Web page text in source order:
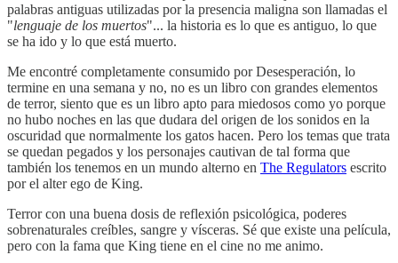
palabras antiguas utilizadas por la presencia maligna son llamadas el
"lenguaje de los muertos"... la historia es lo que es antiguo, lo que
se ha ido y lo que está muerto.
Me encontré completamente consumido por Desesperación, lo
termine en una semana y no, no es un libro con grandes elementos
de terror, siento que es un libro apto para miedosos como yo porque
no hubo noches en las que dudara del origen de los sonidos en la
oscuridad que normalmente los gatos hacen. Pero los temas que trata
se quedan pegados y los personajes cautivan de tal forma que
también los tenemos en un mundo alterno en The Regulators escrito
por el alter ego de King.
Terror con una buena dosis de reflexión psicológica, poderes
sobrenaturales creíbles, sangre y vísceras. Sé que existe una película,
pero con la fama que King tiene en el cine no me animo.